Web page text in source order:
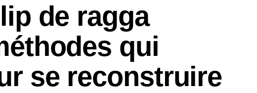
de ragga
qui
se reconstruire